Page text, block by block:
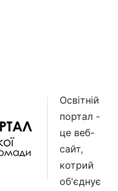
Освітній
портал -
це веб-
сайт,
котрий
об'єднує